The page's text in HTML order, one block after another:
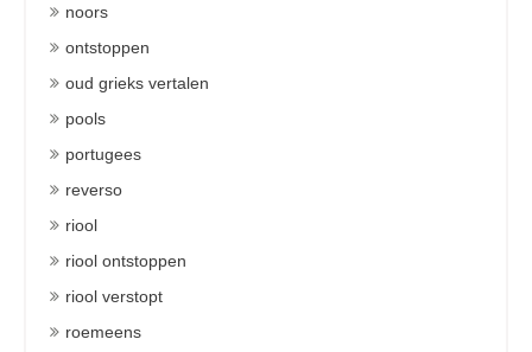
noors
ontstoppen
oud grieks vertalen
pools
portugees
reverso
riool
riool ontstoppen
riool verstopt
roemeens